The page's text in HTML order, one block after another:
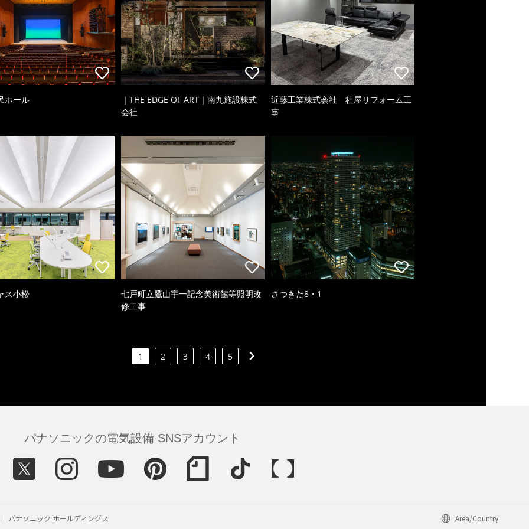
ホール
｜THE EDGE OF ART｜南九施設株式
会社
近藤工業株式会社 社屋リフォーム工
事
ス小松
七戸町立鷹山宇一記念美術館等照明改
修工事
さつきた8・1
1 2 3 4 5
パナソニックの電気設備 SNSアカウント
パナソニック ホールディングス Area/Country